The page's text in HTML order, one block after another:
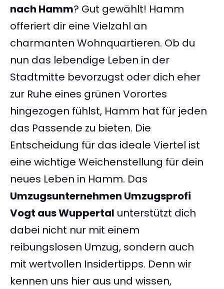
nach Hamm? Gut gewählt! Hamm
offeriert dir eine Vielzahl an
charmanten Wohnquartieren. Ob du
nun das lebendige Leben in der
Stadtmitte bevorzugst oder dich eher
zur Ruhe eines grünen Vorortes
hingezogen fühlst, Hamm hat für jeden
das Passende zu bieten. Die
Entscheidung für das ideale Viertel ist
eine wichtige Weichenstellung für dein
neues Leben in Hamm. Das
Umzugsunternehmen Umzugsprofi
Vogt aus Wuppertal unterstützt dich
dabei nicht nur mit einem
reibungslosen Umzug, sondern auch
mit wertvollen Insidertipps. Denn wir
kennen uns hier aus und wissen,